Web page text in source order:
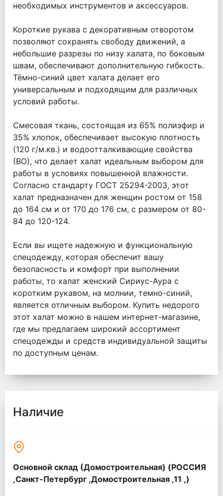
необходимых инструментов и аксессуаров.
Короткие рукава с декоративным отворотом
позволяют сохранять свободу движений, а
небольшие разрезы по низу халата, по боковым
швам, обеспечивают дополнительную гибкость.
Тёмно-синий цвет халата делает его
универсальным и подходящим для различных
условий работы.
Смесовая ткань, состоящая из 65% полиэфир и
35% хлопок, обеспечивает высокую плотность
(120 г/м.кв.) и водоотталкивающие свойства
(ВО), что делает халат идеальным выбором для
работы в условиях повышенной влажности.
Согласно стандарту ГОСТ 25294-2003, этот
халат предназначен для женщин ростом от 158
до 164 см и от 170 до 176 см, с размером от 80-
84 до 120-124.
Если вы ищете надежную и функциональную
спецодежду, которая обеспечит вашу
безопасность и комфорт при выполнении
работы, то халат женский Сириус-Аура с
коротким рукавом, на молнии, темно-синий,
является отличным выбором. Купить недорого
этот халат можно в нашем интернет-магазине,
где мы предлагаем широкий ассортимент
спецодежды и средств индивидуальной защиты
по доступным ценам.
Наличие
Основной склад (Домостроительная) (РОССИЯ
,Санкт-Петербург ,Домостроительная ,11 ,)